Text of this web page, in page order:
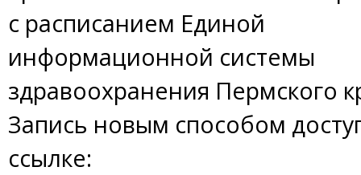
с расписанием Единой
информационной системы
здравоохранения Пермского
Запись новым способом
ссылке: